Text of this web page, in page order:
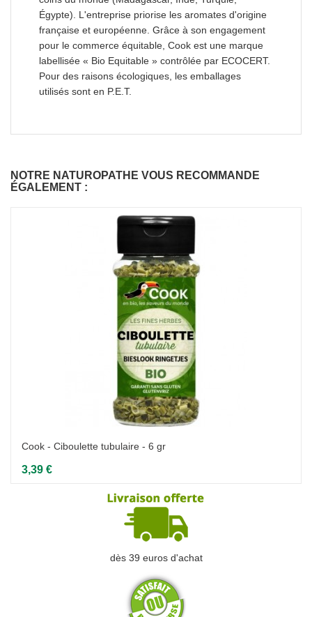
Égypte). L'entreprise priorise les aromates d'origine
française et européenne. Grâce à son engagement
pour le commerce équitable, Cook est une marque
labellisée « Bio Equitable » contrôlée par ECOCERT.
Pour des raisons écologiques, les emballages
utilisés sont en P.E.T.
NOTRE NATUROPATHE VOUS RECOMMANDE
ÉGALEMENT :
Cook - Ciboulette tubulaire - 6 gr
3,39 €
dès 39 euros d'achat